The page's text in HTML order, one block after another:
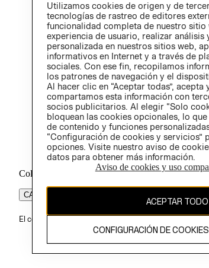
Colombia ($)
CAMBIAR REGIÓN
El contenido de esta página web está protegido por
Utilizamos cookies de origen y de
tecnologías de rastreo de editores
funcionalidad completa de nuestro sitio
experiencia de usuario, realizar
personalizada en nuestros sitios web,
informativos en Internet y a través de
sociales. Con ese fin, recopilamos
los patrones de navegación y el
Al hacer clic en “Aceptar todas”, acepta
compartamos esta información con
socios publicitarios. Al elegir “Solo
bloquean las cookies opcionales, lo
de contenido y funciones
“Configuración de cookies y servicios”
opciones. Visite nuestro aviso de
datos para obtener más información.
Aviso de cookies y uso
ACEPTAR TODO
CONFIGURACIÓN DE